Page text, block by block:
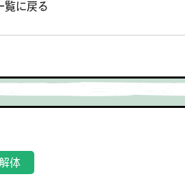
覧に戻る
体